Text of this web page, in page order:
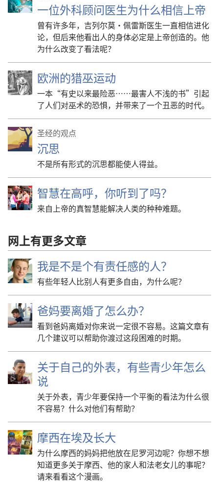
一位外科顾问医生为什么相信上帝
曾有许多年，吉列尔莫·佩雷斯医生一直相信进化
论，但后来他看出人的身体必定是上帝创造的。他
为什么改变了看法呢？
欧洲的猎巫运动
一本“有史以来最险恶……最害人不浅的书”引起
了人们对巫术的恐惧，并带来了一个丑恶的时代。
圣经的观点
沉思
不是所有形式的沉思都能使人得益。
智慧在高呼，你听到了吗？
来自上帝的真智慧能解决人类的种种难题。
网上有更多文章
我是不是个有责任感的人？
有些年轻人比别人有更多自由，为什么呢？
爸妈要离婚了怎么办？
看到爸妈离婚对你来说一定很不容易。这篇文章有
几个建议可以帮助你渡过这段困难的时期。
关于自己的外表，有些青少年怎么
说
关于外表，青少年要保持一个平衡的看法为什么很
不容易？什么对他们有帮助？
摩西在埃及长大
为什么摩西的妈妈把他放在尼罗河边呢？你想不想
知道更多关于摩西、他的家人和法老女儿的事呢？
请来看看这个漫画。